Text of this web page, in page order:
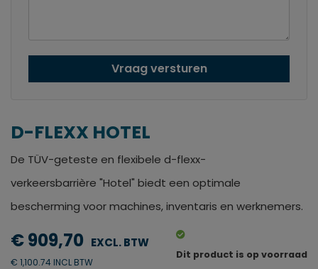
Vraag versturen
D-FLEXX HOTEL
De TÜV-geteste en flexibele d-flexx-
verkeersbarrière "Hotel" biedt een optimale
bescherming voor machines, inventaris en werknemers.
€ 909,70
€ 1,100.74 INCL BTW
Dit product is op voorraad